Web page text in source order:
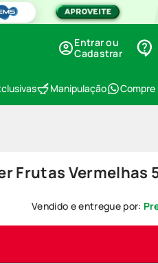
Entrar ou
Cadastrar
Manipulação Compre
Frutas Vermelhas
Vendido e entregue por: